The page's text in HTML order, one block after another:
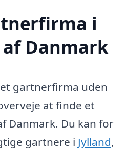
i
Danmark
gartnerfirma uden
at finde et
Danmark. Du kan for
gartnere i Jylland,